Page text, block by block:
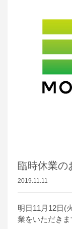
臨時休業の
2019.11.11
明日11月12日(
業をいただきま